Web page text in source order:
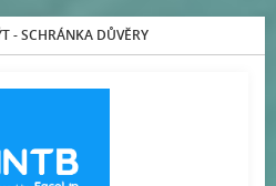
- SCHRÁNKA DŮVĚRY